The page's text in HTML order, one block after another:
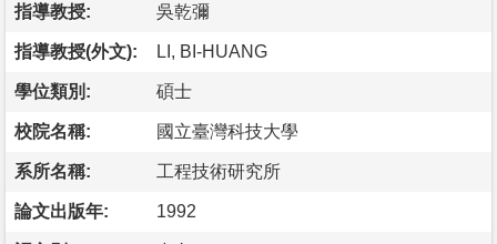
指導教授: 吳乾彌
指導教授(外文): LI, BI-HUANG
學位類別: 碩士
校院名稱: 國立臺灣科技大學
系所名稱: 工程技術研究所
論文出版年: 1992